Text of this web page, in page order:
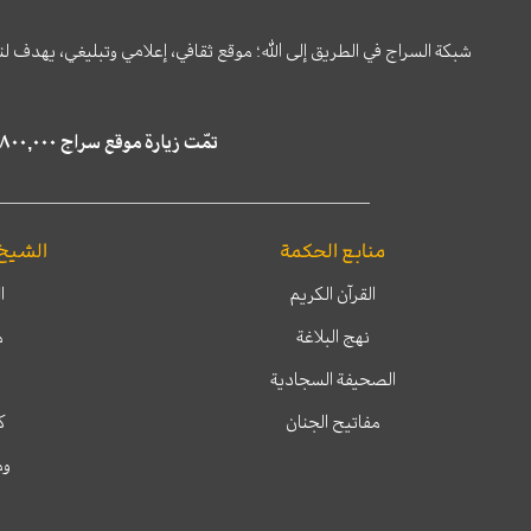
شبكة السراج في الطريق إلى الله؛ موقع ثقافي، إعلامي وتبليغي،
تمّت زيارة موقع سراج ٤,٨٠٠,٠٠٠ مرة خلال الستة أشهر الماضية، كما ظهر في نتائج البحث في محركات البحث٢٢,٢٩٠,٠٠٠ مرّة.
منابع الحكمة
القرآن الكريم
نهج البلاغة
الصحيفة السجادية
مفاتيح الجنان